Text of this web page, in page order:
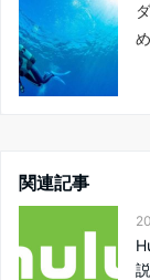
関連記事
説